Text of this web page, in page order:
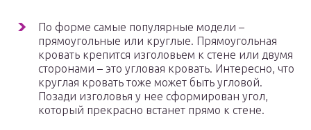
По форме самые популярные модели –
прямоугольные или круглые. Прямоугольная
кровать крепится изголовьем к стене или двумя
сторонами – это угловая кровать. Интересно, что
круглая кровать тоже может быть угловой.
Позади изголовья у нее сформирован угол,
который прекрасно встанет прямо к стене.